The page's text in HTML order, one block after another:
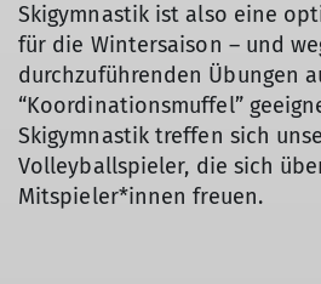
Skigymnastik ist also eine
für die Wintersaison – und
durchzuführenden Übungen
“Koordinationsmuffel”
Skigymnastik treffen sich
Volleyballspieler, die sich
Mitspieler*innen freuen.